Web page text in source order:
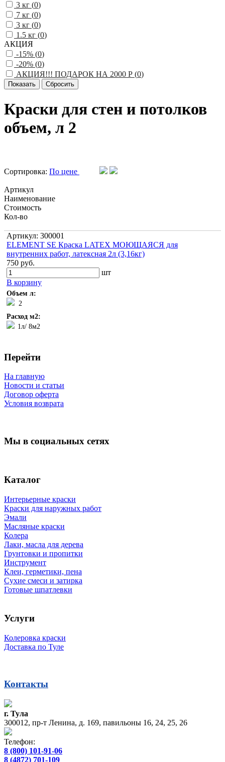
3 кг (0)
7 кг (0)
3 кг (0)
1.5 кг (0)
АКЦИЯ
-15% (0)
-20% (0)
АКЦИЯ!!! ПОДАРОК НА 2000 Р (0)
Краски для стен и потолков
объем, л 2
Сортировка: По цене
Артикул
Наименование
Стоимость
Кол-во
Артикул: 300001
ELEMENT SE Краска LATEX МОЮЩАЯСЯ для
внутренних работ, латексная 2л (3,16кг)
750 руб.
шт
В корзину
Объем л:
2
Расход м2:
1л/ 8м2
Перейти
На главную
Новости и статьи
Договор оферта
Условия возврата
Мы в социальных сетях
Каталог
Интерьерные краски
Краски для наружных работ
Эмали
Масляные краски
Колера
Лаки, масла для дерева
Грунтовки и пропитки
Инструмент
Клеи, герметики, пена
Сухие смеси и затирка
Готовые шпатлевки
Услуги
Колеровка краски
Доставка по Туле
Контакты
г. Тула
300012, пр-т Ленина, д. 169, павильоны 16, 24, 25, 26
Телефон:
8 (800) 101-91-06
8 (4872) 701-109